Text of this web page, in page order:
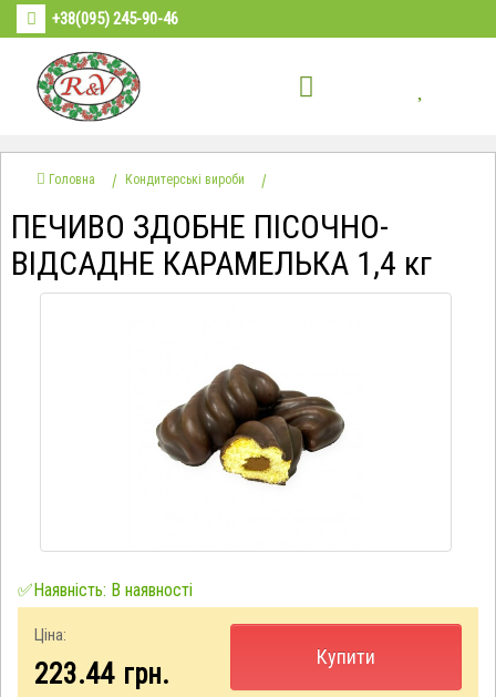
+38(095) 245-90-46
Головна Кондитерські вироби
ПЕЧИВО ЗДОБНЕ ПІСОЧНО-
ВІДСАДНЕ КАРАМЕЛЬКА 1,4 кг
✅Наявність: В наявності
Ціна:
223.44 грн.
Купити